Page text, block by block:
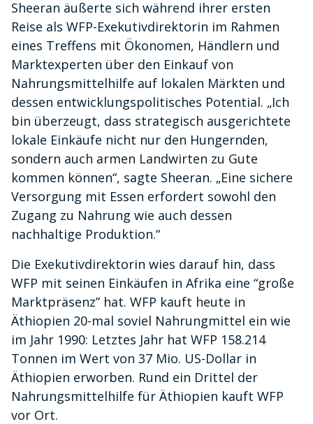
Sheeran äußerte sich während ihrer ersten
Reise als WFP-Exekutivdirektorin im Rahmen
eines Treffens mit Ökonomen, Händlern und
Marktexperten über den Einkauf von
Nahrungsmittelhilfe auf lokalen Märkten und
dessen entwicklungspolitisches Potential. „Ich
bin überzeugt, dass strategisch ausgerichtete
lokale Einkäufe nicht nur den Hungernden,
sondern auch armen Landwirten zu Gute
kommen können“, sagte Sheeran. „Eine sichere
Versorgung mit Essen erfordert sowohl den
Zugang zu Nahrung wie auch dessen
nachhaltige Produktion.“
Die Exekutivdirektorin wies darauf hin, dass
WFP mit seinen Einkäufen in Afrika eine “große
Marktpräsenz” hat. WFP kauft heute in
Äthiopien 20-mal soviel Nahrungmittel ein wie
im Jahr 1990: Letztes Jahr hat WFP 158.214
Tonnen im Wert von 37 Mio. US-Dollar in
Äthiopien erworben. Rund ein Drittel der
Nahrungsmittelhilfe für Äthiopien kauft WFP
vor Ort.